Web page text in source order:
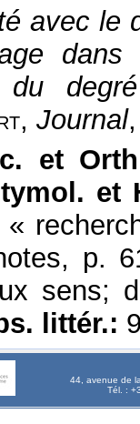
avec le
du
, Journal
et
et
«
p.
sens;
littér.:
44, avenue de
Tél. :